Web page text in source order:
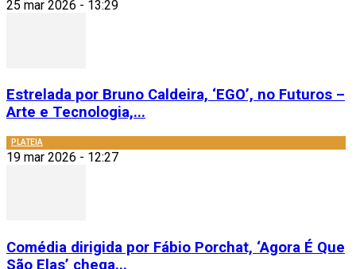
25 mar 2026 - 13:29
Estrelada por Bruno Caldeira, ‘EGO’, no Futuros –
Arte e Tecnologia,...
PLATEIA
19 mar 2026 - 12:27
Comédia dirigida por Fábio Porchat, ‘Agora É Que
São Elas’ chega...